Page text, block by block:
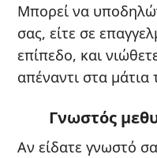
Μπορεί να
σας, είτε σε
επίπεδο, και
απέναντι στα
Γνωστός
Αν είδατε γνωστό